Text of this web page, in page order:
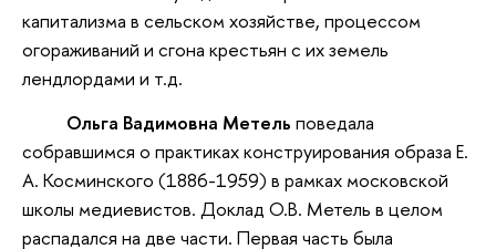
капитализма в сельском хозяйстве, процессом
огораживаний и сгона крестьян с их земель
лендлордами и т.д.
Ольга Вадимовна Метель поведала
собравшимся о практиках конструирования образа Е.
А. Косминского (1886-1959) в рамках московской
школы медиевистов. Доклад О.В. Метель в целом
распадался на две части. Первая часть была